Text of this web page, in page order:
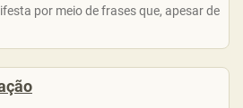
por meio de frases que, apesar de